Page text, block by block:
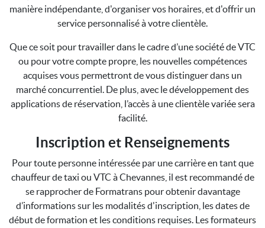
manière indépendante, d'organiser vos horaires, et d'offrir un
service personnalisé à votre clientèle.
Que ce soit pour travailler dans le cadre d’une société de VTC
ou pour votre compte propre, les nouvelles compétences
acquises vous permettront de vous distinguer dans un
marché concurrentiel. De plus, avec le développement des
applications de réservation, l’accès à une clientèle variée sera
facilité.
Inscription et Renseignements
Pour toute personne intéressée par une carrière en tant que
chauffeur de taxi ou VTC à Chevannes, il est recommandé de
se rapprocher de Formatrans pour obtenir davantage
d’informations sur les modalités d'inscription, les dates de
début de formation et les conditions requises. Les formateurs